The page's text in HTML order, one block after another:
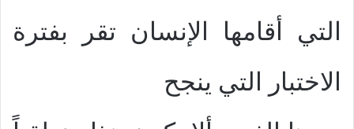
التي أقامها الإنسان تقر بفترة
الاختبار التي ينجح